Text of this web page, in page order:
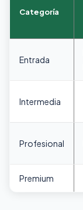
Categoría
Entrada
Intermedia
Profesional
Premium